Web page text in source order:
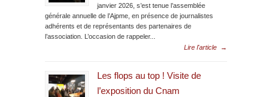
janvier 2026, s’est tenue l’assemblée
générale annuelle de l’Ajpme, en présence de journalistes
adhérents et de représentants des partenaires de
l’association. L’occasion de rappeler...
Lire l'article
→
Les flops au top ! Visite de
l’exposition du Cnam